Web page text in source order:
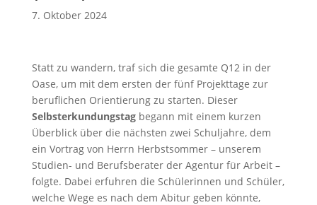
7. Oktober 2024
Statt zu wandern, traf sich die gesamte Q12 in der
Oase, um mit dem ersten der fünf Projekttage zur
beruflichen Orientierung zu starten. Dieser
Selbsterkundungstagbegann mit einem kurzen
Überblick über die nächsten zwei Schuljahre, dem
ein Vortrag von Herrn Herbstsommer – unserem
Studien- und Berufsberater der Agentur für Arbeit –
folgte. Dabei erfuhren die Schülerinnen und Schüler,
welche Wege es nach dem Abitur geben könnte,